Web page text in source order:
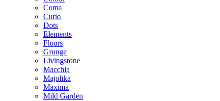
Coma
Curio
Dots
Elements
Floors
Grunge
Livingstone
Macchia
Majolika
Maxima
Mild Garden